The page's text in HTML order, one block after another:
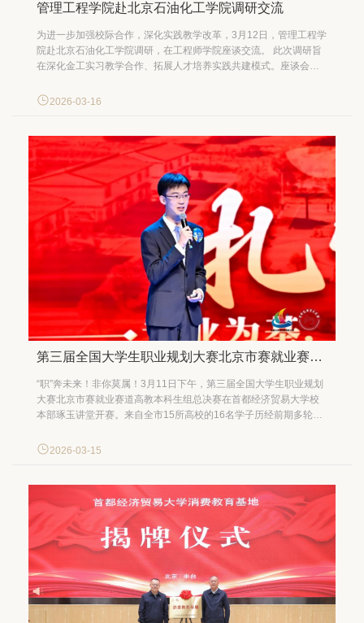
管理工程学院赴北京石油化工学院调研交流
为进一步加强校际合作，深化实践教学改革，3月12日，管理工程学
院赴北京石油化工学院调研，在工程师学院座谈交流。 此次调研旨
在深化金工实习教学合作、拓展人才培养实践共建模式。座谈会
发、实践教学资源整合等方面的宝贵经验和特色做法。双方围绕金
2026-03-16
第三届全国大学生职业规划大赛北京市赛就业赛道高教本科生组总决赛在我校举办
“职”奔未来！非你莫属！3月11日下午，第三届全国大学生职业规划
大赛北京市赛就业赛道高教本科生组总决赛在首都经济贸易大学校
本部琢玉讲堂开赛。来自全市15所高校的16名学子历经前期多轮激
级本科生聂嘉宝代表首经贸参赛。 教育部学生服务与素质发展中心
2026-03-15